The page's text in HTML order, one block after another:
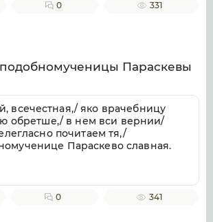
веков. Аминь.
0 331
Параскевы
всечестная,/ яко врачебницу
обретше,/ в нем вси вернии/
почитаем тя,/
Параскево славная.
0 341